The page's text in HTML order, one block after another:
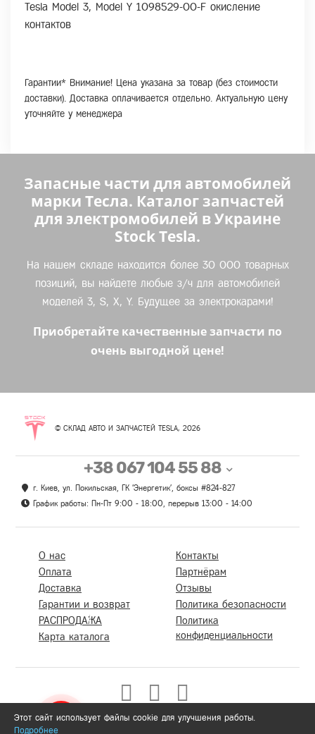
Tesla Model 3, Model Y 1098529-00-F окисление
контактов
Гарантии* Внимание! Цена указана за товар (без стоимости
доставки). Доставка оплачивается отдельно. Актуальную цену
уточняйте у менеджера
Запасные части для автомобилей
марки Тесла. Каталог запчастей
для электромобилей в Украине
Stock Tesla.
На нашем складе находится более 30 000 товарных
позиций, вы найдете любые з/ч для автомобилей
моделей 3, S, X, Y. Будущее за электрокарами!
Приобретайте качественные запчасти по
очень выгодной цене!
© СКЛАД АВТО И ЗАПЧАСТЕЙ TESLA, 2026
+38 067 104 55 88
г. Киев, ул. Покильская, ГК 'Энергетик', боксы #824-827
График работы: Пн-Пт 9:00 - 18:00, перерыв 13:00 - 14:00
О нас
Оплата
Доставка
Гарантии и возврат
РАСПРОДАЖА
Карта каталога
Контакты
Партнёрам
Отзывы
Политика безопасности
Политика
конфиденциальности
Этот сайт использует файлы cookie для улучшения работы.
Подробнее